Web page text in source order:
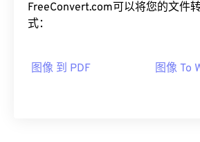
FreeConvert.com可以将您的文件
式：
图像 到 PDF 图像 To